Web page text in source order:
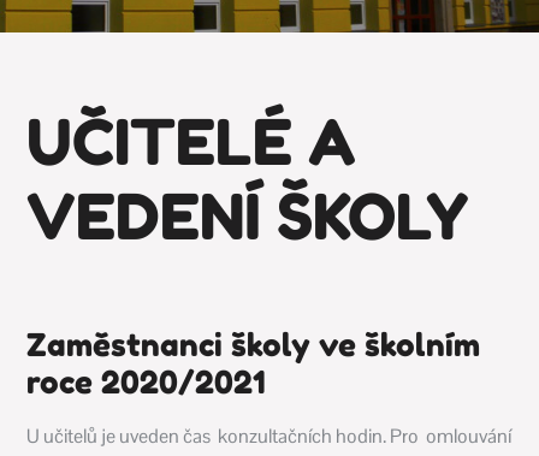
UČITELÉ A
VEDENÍ ŠKOLY
Zaměstnanci školy ve školním
roce 2020/2021
U učitelů je uveden čas konzultačních hodin. Pro omlouvání